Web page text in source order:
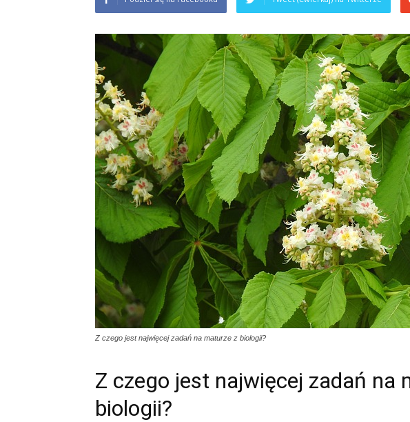
Z czego jest najwięcej zadań na maturze z biologii?
Z czego jest najwięcej zadań na
biologii?